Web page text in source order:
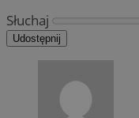
Słuchaj
Udostępnij